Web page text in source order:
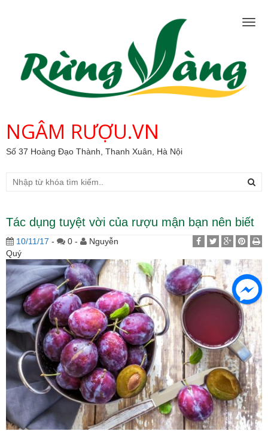
NGÂM RƯỢU.VN
Số 37 Hoàng Đạo Thành, Thanh Xuân, Hà Nội
Tác dụng tuyệt vời của rượu mận bạn nên biết
10/11/17 - 0 -
Nguyễn
Quý